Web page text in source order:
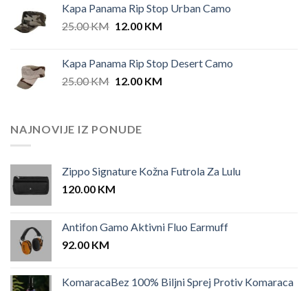
Kapa Panama Rip Stop Urban Camo
25.00KM Original
25.00 KM.
12.00 KMCurrent
12.00 KM.
Kapa Panama Rip Stop Desert Camo
25.00KM Original
25.00 KM.
12.00 KMCurrent
NAJNOVIJE IZ PONUDE
Zippo Signature Kožna Futrola Za Lulu
120.00 KM
Antifon Gamo Aktivni Fluo Earmuff
92.00 KM
KomaracaBez 100% Biljni Sprej Protiv Komaraca